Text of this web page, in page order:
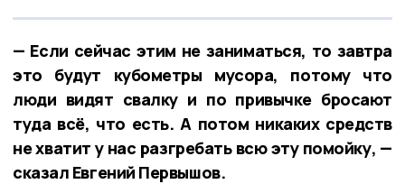
— Если сейчас этим не заниматься, то завтра
это будут кубометры мусора, потому что
люди видят свалку и по привычке бросают
туда всё, что есть. А потом никаких средств
не хватит у нас разгребать всю эту помойку, —
сказал Евгений Первышов.